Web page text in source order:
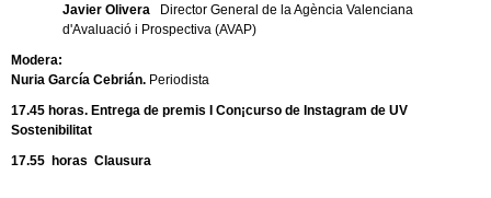
Javier Olivera
Director General de la Agència Valenciana
d'Avaluació i Prospectiva (AVAP)
Modera:
Nuria García Cebrián. Periodista
17.45 horas. Entrega de premis I Con¡curso de Instagram de UV
Sostenibilitat
17.55 horas Clausura